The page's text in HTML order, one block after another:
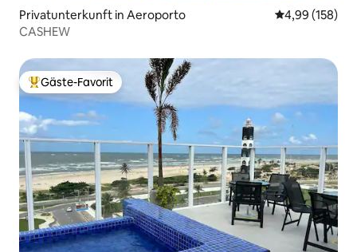
Privatunterkunft in Aeroporto
4,99 (158)
CASHEW
Beliebter Gäste-Favorit.
Gäste-Favorit